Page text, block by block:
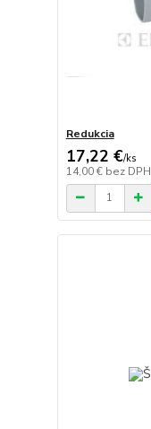
Redukcia
17,22 €/ks
14,00 € bez DPH